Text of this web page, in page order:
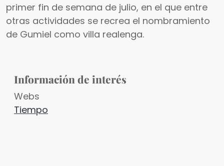
primer fin de semana de julio, en el que entre
otras actividades se recrea el nombramiento
de Gumiel como villa realenga.
Información de interés
Webs
Tiempo